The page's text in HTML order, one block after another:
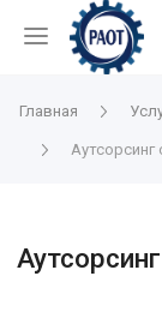
Главная
Аутсорсинг